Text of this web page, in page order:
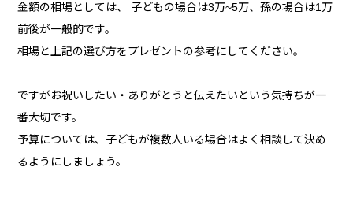
金額の相場としては、 子どもの場合は3万~5万、孫の場合は1万
前後が一般的です。
相場と上記の選び方をプレゼントの参考にしてください。
ですがお祝いしたい・ありがとうと伝えたいという気持ちが一
番大切です。
予算については、子どもが複数人いる場合はよく相談して決め
るようにしましょう。